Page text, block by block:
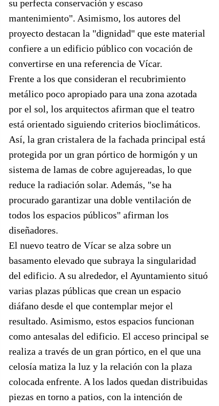
su perfecta conservación y escaso
mantenimiento". Asimismo, los autores del
proyecto destacan la "dignidad" que este material
confiere a un edificio público con vocación de
convertirse en una referencia de Vícar.
Frente a los que consideran el recubrimiento
metálico poco apropiado para una zona azotada
por el sol, los arquitectos afirman que el teatro
está orientado siguiendo criterios bioclimáticos.
Así, la gran cristalera de la fachada principal está
protegida por un gran pórtico de hormigón y un
sistema de lamas de cobre agujereadas, lo que
reduce la radiación solar. Además, "se ha
procurado garantizar una doble ventilación de
todos los espacios públicos" afirman los
diseñadores.
El nuevo teatro de Vícar se alza sobre un
basamento elevado que subraya la singularidad
del edificio. A su alrededor, el Ayuntamiento situó
varias plazas públicas que crean un espacio
diáfano desde el que contemplar mejor el
resultado. Asimismo, estos espacios funcionan
como antesalas del edificio. El acceso principal se
realiza a través de un gran pórtico, en el que una
celosía matiza la luz y la relación con la plaza
colocada enfrente. A los lados quedan distribuidas
piezas en torno a patios, con la intención de